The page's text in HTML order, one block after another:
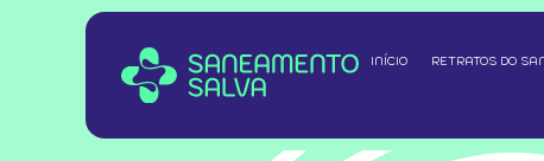
INÍCIO RETRATOS DO